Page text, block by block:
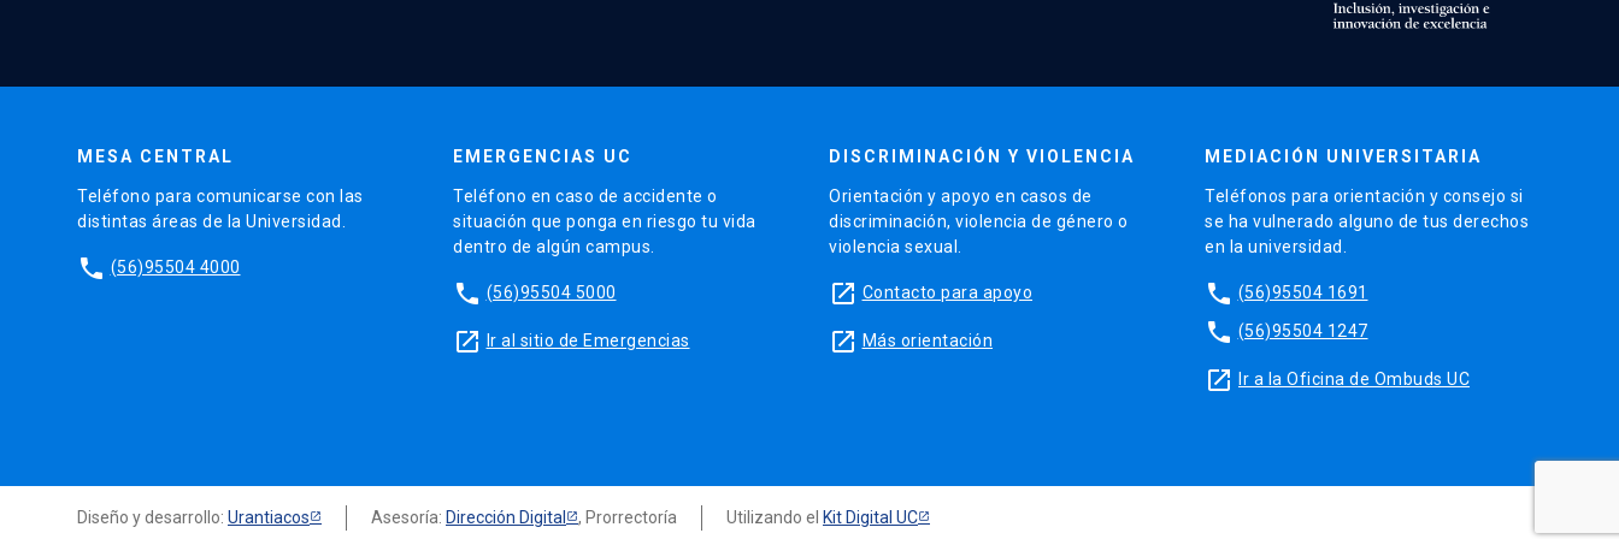
MESA CENTRAL
Teléfono para comunicarse con las
distintas áreas de la Universidad.
phone (56)95504 4000
EMERGENCIAS UC
Teléfono en caso de accidente o
situación que ponga en riesgo tu vida
dentro de algún campus.
phone (56)95504 5000
launch Ir al sitio de Emergencias
DISCRIMINACIÓN Y VIOLENCIA
Orientación y apoyo en casos de
discriminación, violencia de género o
violencia sexual.
launch Contacto para apoyo
launch Más orientación
MEDIACIÓN UNIVERSITARIA
Teléfonos para orientación y consejo si
se ha vulnerado alguno de tus derechos
en la universidad.
phone (56)95504 1691
phone (56)95504 1247
launch Ir a la Oficina de Ombuds UC
Diseño y desarrollo: Urantiacos Asesoría: Dirección Digital , Prorrectoría Utilizando el Kit Digital UC